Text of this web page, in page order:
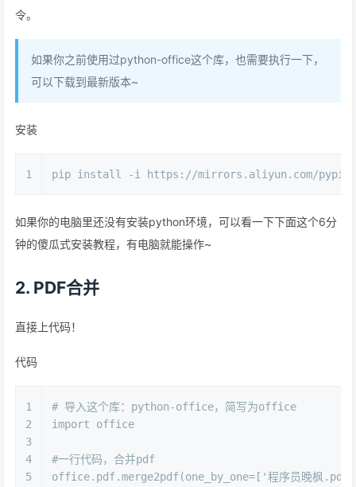
令。
如果你之前使用过python-office这个库，也需要执行一下，
可以下载到最新版本~
安装
1 pip install -i https://mirrors.aliyun.com/pypi/
如果你的电脑里还没有安装python环境，可以看一下下面这个6分
钟的傻瓜式安装教程，有电脑就能操作~
2. PDF合并
直接上代码！
代码
1
2
3
4
5
# 导入这个库：python-office，简写为office
import office
#一行代码，合并pdf
office.pdf.merge2pdf(one_by_one=['程序员晚枫